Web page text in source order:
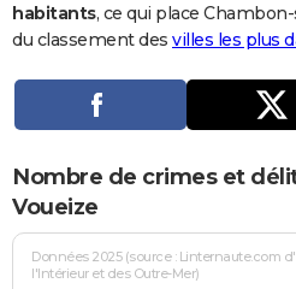
COPAINS D'AVANT
AVIS DE DÉCÈS
Bricolage
Lifestyle
Culture
Sport
Auto
Television
Voyage
Cinema
habitants, ce qui place
du classement des villes les plus
Nombre de crimes et
Voueize
Données 2025 (source : Linternaute.com
l'Intérieur et des Outre-Mer)